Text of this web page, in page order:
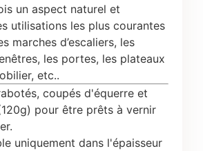
un aspect naturel et
utilisations les plus courantes
marches d’escaliers, les
les portes, les plateaux
etc..
coupés d'équerre et
pour être prêts à vernir
uniquement dans l'épaisseur